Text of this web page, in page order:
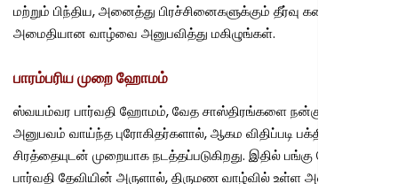
மற்றும் பிந்திய, அனைத்து பிரச்சினைகளுக்கும் தீர்வு கண்டு,
அமைதியான வாழ்வை அனுபவித்து மகிழுங்கள்.
பாரம்பரிய முறை ஹோமம்
ஸ்வயம்வர பார்வதி ஹோமம், வேத சாஸ்திரங்களை நன்கு கற்றறிந்த,
அனுபவம் வாய்ந்த புரோகிதர்களால், ஆகம விதிப்படி பக்தி
சிரத்தையுடன் முறையாக நடத்தப்படுகிறது. இதில் பங்கு கொண்டு,
பார்வதி தேவியின் அருளால், திருமண வாழ்வில் உள்ள அனைத்து